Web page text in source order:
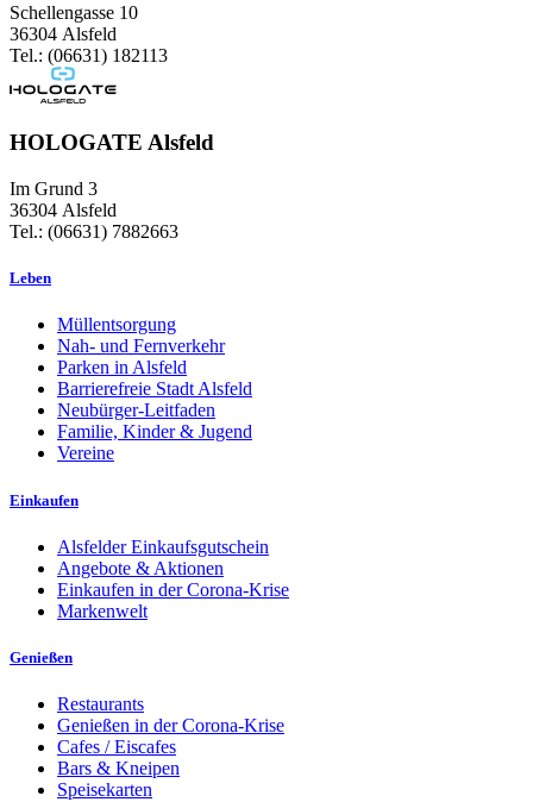
Schellengasse 10
36304 Alsfeld
Tel.: (06631) 182113
HOLOGATE Alsfeld
Im Grund 3
36304 Alsfeld
Tel.: (06631) 7882663
Leben
Müllentsorgung
Nah- und Fernverkehr
Parken in Alsfeld
Barrierefreie Stadt Alsfeld
Neubürger-Leitfaden
Familie, Kinder & Jugend
Vereine
Einkaufen
Alsfelder Einkaufsgutschein
Angebote & Aktionen
Einkaufen in der Corona-Krise
Markenwelt
Genießen
Restaurants
Genießen in der Corona-Krise
Cafes / Eiscafes
Bars & Kneipen
Speisekarten